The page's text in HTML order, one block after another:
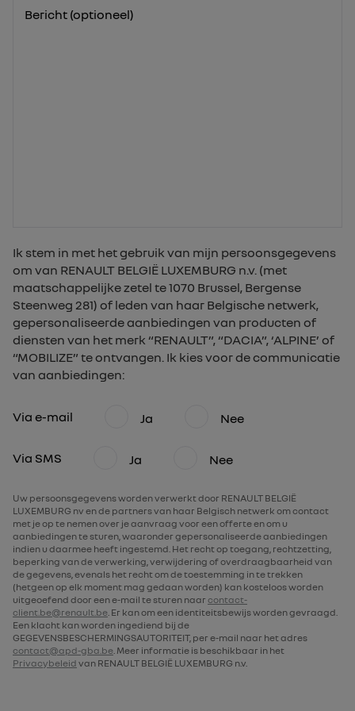
Bericht (optioneel)
Ik stem in met het gebruik van mijn persoonsgegevens
om van RENAULT BELGIË LUXEMBURG n.v. (met
maatschappelijke zetel te 1070 Brussel, Bergense
Steenweg 281) of leden van haar Belgische netwerk,
gepersonaliseerde aanbiedingen van producten of
diensten van het merk “RENAULT”, “DACIA”, ‘ALPINE’ of
“MOBILIZE” te ontvangen. Ik kies voor de communicatie
van aanbiedingen:
Via e-mail Ja Nee
Via SMS Ja Nee
Uw persoonsgegevens worden verwerkt door RENAULT BELGIË
LUXEMBURG nv en de partners van haar Belgisch netwerk om contact
met je op te nemen over je aanvraag voor een offerte en om u
aanbiedingen te sturen, waaronder gepersonaliseerde aanbiedingen
indien u daarmee heeft ingestemd. Het recht op toegang, rechtzetting,
beperking van de verwerking, verwijdering of overdraagbaarheid van
de gegevens, evenals het recht om de toestemming in te trekken
(hetgeen op elk moment mag gedaan worden) kan kosteloos worden
uitgeoefend door een e-mail te sturen naar contact-
client.be@renault.be. Er kan om een identiteitsbewijs worden gevraagd.
Een klacht kan worden ingediend bij de
GEGEVENSBESCHERMINGSAUTORITEIT, per e-mail naar het adres
contact@apd-gba.be. Meer informatie is beschikbaar in het
Privacybeleid van RENAULT BELGIË LUXEMBURG n.v.